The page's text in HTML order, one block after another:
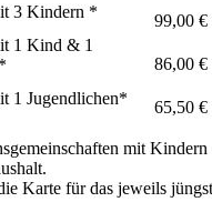
3 Kindern *
99,00 €
1 Kind & 1
86,00 €
1 Jugendlichen*
65,50 €
mit
Karte für das jeweils